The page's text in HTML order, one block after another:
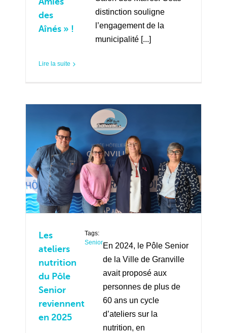
des
Aînés » !
distinction souligne
l’engagement de la
municipalité [...]
Lire la suite
Les
ateliers
nutrition
du Pôle
Senior
reviennent
en 2025
Tags:
SeniorEn 2024, le Pôle Senior
de la Ville de Granville
avait proposé aux
personnes de plus de
60 ans un cycle
d’ateliers sur la
nutrition, en